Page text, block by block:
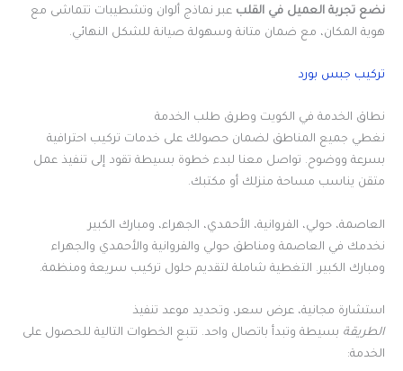
نضع تجربة العميل في القلب عبر نماذج ألوان وتشطيبات تتماشى مع
هوية المكان، مع ضمان متانة وسهولة صيانة للشكل النهائي.
تركيب جبس بورد
نطاق الخدمة في الكويت وطرق طلب الخدمة
نغطي جميع المناطق لضمان حصولك على خدمات تركيب احترافية
بسرعة ووضوح. تواصل معنا لبدء خطوة بسيطة تقود إلى تنفيذ عمل
متقن يناسب مساحة منزلك أو مكتبك.
العاصمة، حولي، الفروانية، الأحمدي، الجهراء، ومبارك الكبير
نخدمك في العاصمة ومناطق حولي والفروانية والأحمدي والجهراء
ومبارك الكبير. التغطية شاملة لتقديم حلول تركيب سريعة ومنظمة.
استشارة مجانية، عرض سعر، وتحديد موعد تنفيذ
الطريقة بسيطة وتبدأ باتصال واحد. تتبع الخطوات التالية للحصول على
الخدمة: